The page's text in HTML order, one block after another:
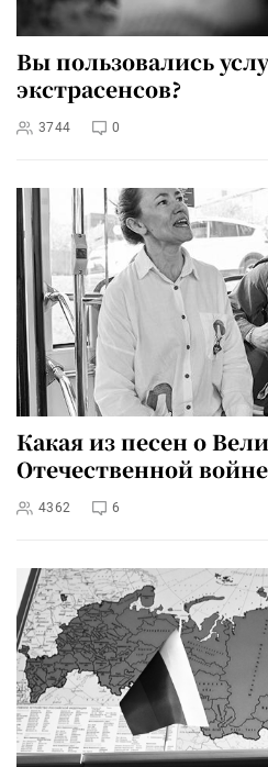
Вы пользовались
экстрасенсов?
3744 0
Какая из песен о
Отечественной
4362 6